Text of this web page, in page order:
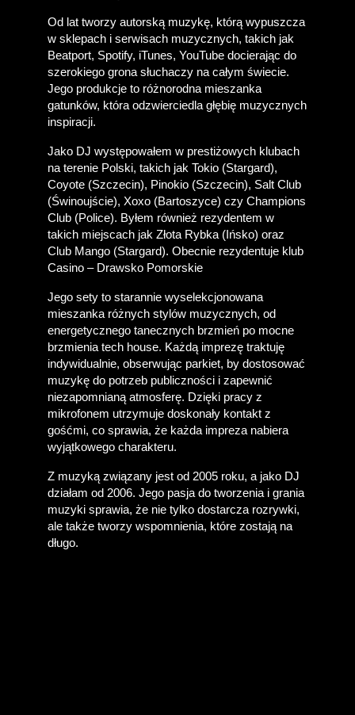
Od lat tworzy autorską muzykę, którą wypuszcza
w sklepach i serwisach muzycznych, takich jak
Beatport, Spotify, iTunes, YouTube docierając do
szerokiego grona słuchaczy na całym świecie.
Jego produkcje to różnorodna mieszanka
gatunków, która odzwierciedla głębię muzycznych
inspiracji.
Jako DJ występowałem w prestiżowych klubach
na terenie Polski, takich jak Tokio (Stargard),
Coyote (Szczecin), Pinokio (Szczecin), Salt Club
(Świnoujście), Xoxo (Bartoszyce) czy Champions
Club (Police). Byłem również rezydentem w
takich miejscach jak Złota Rybka (Ińsko) oraz
Club Mango (Stargard). Obecnie rezydentuje klub
Casino – Drawsko Pomorskie
Jego sety to starannie wyselekcjonowana
mieszanka różnych stylów muzycznych, od
energetycznego tanecznych brzmień po mocne
brzmienia tech house. Każdą imprezę traktuję
indywidualnie, obserwując parkiet, by dostosować
muzykę do potrzeb publiczności i zapewnić
niezapomnianą atmosferę. Dzięki pracy z
mikrofonem utrzymuje doskonały kontakt z
gośćmi, co sprawia, że każda impreza nabiera
wyjątkowego charakteru.
Z muzyką związany jest od 2005 roku, a jako DJ
działam od 2006. Jego pasja do tworzenia i grania
muzyki sprawia, że nie tylko dostarcza rozrywki,
ale także tworzy wspomnienia, które zostają na
długo.